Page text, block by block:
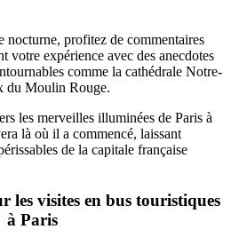
nocturne, profitez de commentaires
votre expérience avec des anecdotes
comme la cathédrale Notre-
du Moulin Rouge.
les merveilles illuminées de Paris à
là où il a commencé, laissant
de la capitale française
les visites en bus touristiques
à Paris